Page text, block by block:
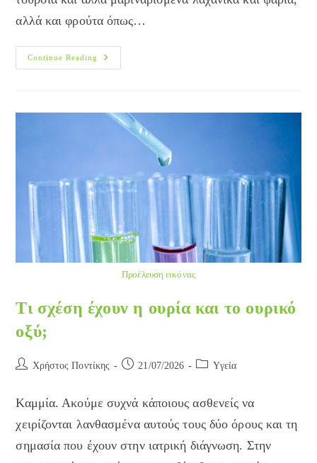
αλλά και φρούτα όπως…
Continue Reading
Διατροφή
Και
Προέλευση εικόνας
Τι σχέση έχουν η ουρία και το ουρικό
οξύ;
Post Χρήστος Ποντίκης
Post 21/07/2026
Post Yγεία
Καμμία. Ακούμε συχνά κάποιους ασθενείς να
χειρίζονται λανθασμένα αυτούς τους δύο όρους και τη
σημασία που έχουν στην ιατρική διάγνωση. Στην